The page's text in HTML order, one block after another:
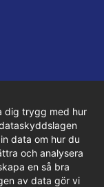
dig trygg med hur
data om hur du
och analysera
en så bra
av data gör vi